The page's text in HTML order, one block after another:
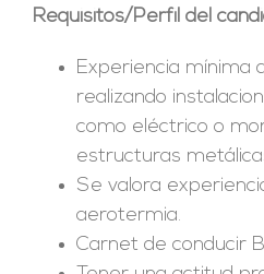
Requisitos/Perfil del
Experiencia mínima
realizando
como eléctrico o
estructuras
Se valora
aerotermia.
Carnet de conducir